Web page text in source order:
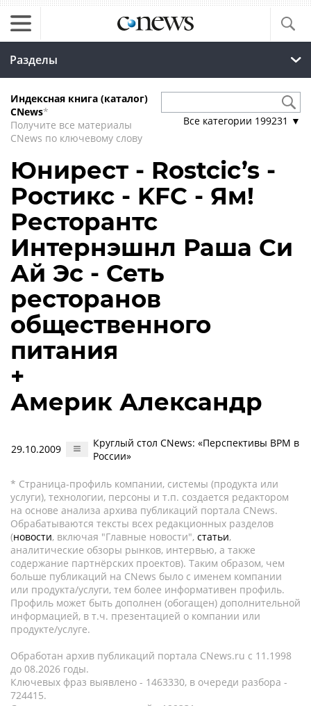
Разделы
Индексная книга (каталог)
CNews*
Получите все материалы
CNews по ключевому слову
Все категории 199231 ▼
Юнирест - Rostcic’s -
Ростикс - KFC - Ям!
Ресторантс
Интернэшнл Раша Си
Ай Эс - Сеть
ресторанов
общественного
питания
+
Америк Александр
29.10.2009
Круглый стол CNews: «Перспективы BPM в
России»
* Страница-профиль компании, системы (продукта или
услуги), технологии, персоны и т.п. создается редактором
на основе анализа архива публикаций портала CNews.
Обрабатываются тексты всех редакционных разделов
(новости, включая "Главные новости", статьи,
аналитические обзоры рынков, интервью, а также
содержание партнёрских проектов). Таким образом, чем
больше публикаций на CNews было с именем компании
или продукта/услуги, тем более информативен профиль.
Профиль может быть дополнен (обогащен) дополнительной
информацией, в т.ч. презентацией о компании или
продукте/услуге.
Обработан архив публикаций портала CNews.ru c 11.1998
до 08.2026 годы.
Ключевых фраз выявлено - 1463330, в очереди разбора -
724415.